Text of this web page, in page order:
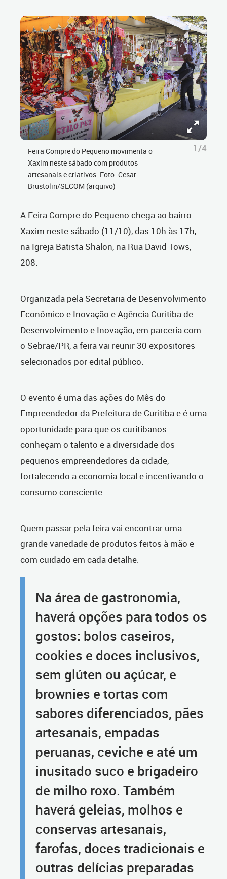
Feira Compre do Pequeno movimenta o
Xaxim neste sábado com produtos
artesanais e criativos. Foto: Cesar
Brustolin/SECOM (arquivo)
1/4
A Feira Compre do Pequeno chega ao bairro
Xaxim neste sábado (11/10), das 10h às 17h,
na Igreja Batista Shalon, na Rua David Tows,
208.
Organizada pela Secretaria de Desenvolvimento
Econômico e Inovação e Agência Curitiba de
Desenvolvimento e Inovação, em parceria com
o Sebrae/PR, a feira vai reunir 30 expositores
selecionados por edital público.
O evento é uma das ações do Mês do
Empreendedor da Prefeitura de Curitiba eé uma
oportunidade para que os curitibanos
conheçam o talento e a diversidade dos
pequenos empreendedores da cidade,
fortalecendo a economia local e incentivando o
consumo consciente.
Quem passar pela feira vai encontrar uma
grande variedade de produtos feitos à mão e
com cuidado em cada detalhe.
Na área de gastronomia,
haverá opções para todos os
gostos: bolos caseiros,
cookies e doces inclusivos,
sem glúten ou açúcar, e
brownies e tortas com
sabores diferenciados, pães
artesanais, empadas
peruanas, ceviche e até um
inusitado suco e brigadeiro
de milho roxo. Também
haverá geleias, molhos e
conservas artesanais,
farofas, doces tradicionais e
outras delícias preparadas